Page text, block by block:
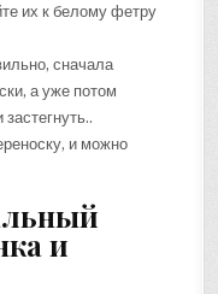
их к белому фетру
сначала
а уже потом
и можно
и